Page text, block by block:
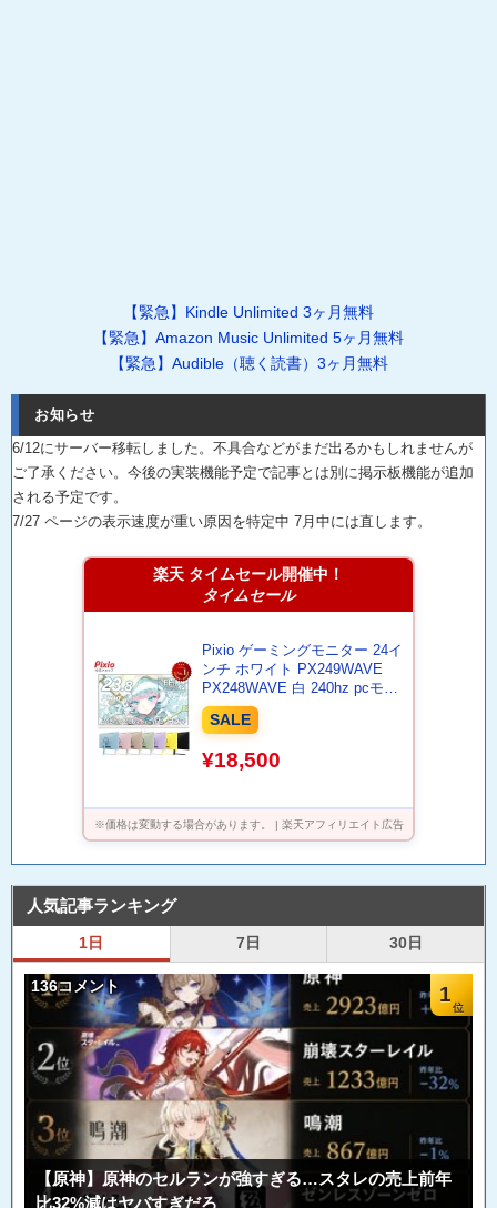
【緊急】Kindle Unlimited 3ヶ月無料
【緊急】Amazon Music Unlimited 5ヶ月無料
【緊急】Audible（聴く読書）3ヶ月無料
お知らせ
6/12にサーバー移転しました。不具合などがまだ出るかもしれませんが
ご了承ください。今後の実装機能予定で記事とは別に掲示板機能が追加
される予定です。
7/27 ページの表示速度が重い原因を特定中 7月中には直します。
楽天 タイムセール開催中！
タイムセール
Pixio ゲーミングモニター 24イ
ンチ ホワイト PX249WAVE
PX248WAVE 白 240hz pcモニ
ター 120Hz 144Hz 165Hz 対応
モニター ピンク ブルー ベージ
ュ フルHD IPS HDR ノングレ
ア スピーカー内蔵 VESA 23.8
SALE
¥18,500
※価格は変動する場合があります。 | 楽天アフィリエイト広告
人気記事ランキング
1日 7日 30日
1
136コメント
【原神】原神のセルランが強すぎる…スタレの売上前年
比32%減はヤバすぎだろ